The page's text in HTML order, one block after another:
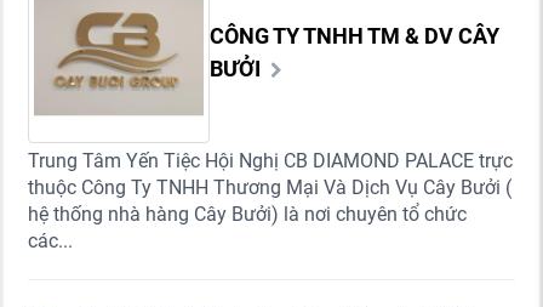
CÔNG TY TNHH TM & DV CÂY
BƯỞI
Trung Tâm Yến Tiệc Hội Nghị CB DIAMOND PALACE trực
thuộc Công Ty TNHH Thương Mại Và Dịch Vụ Cây Bưởi (
hệ thống nhà hàng Cây Bưởi) là nơi chuyên tổ chức
các...